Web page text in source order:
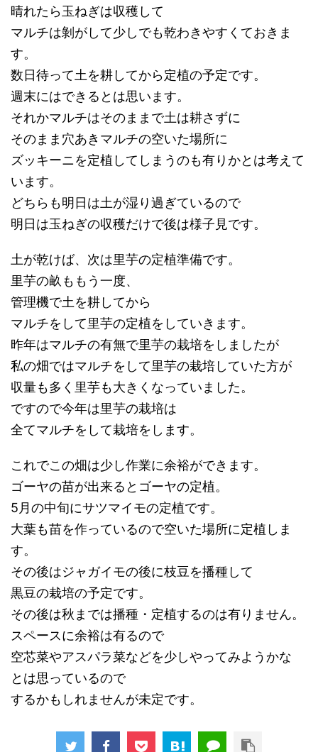
晴れたら玉ねぎは収穫して
マルチは剝がして少しでも乾わきやすくておきま
す。
数日待って土を耕してから定植の予定です。
週末にはできるとは思います。
それかマルチはそのままで土は耕さずに
そのまま穴あきマルチの空いた場所に
ズッキーニを定植してしまうのも有りかとは考えて
います。
どちらも明日は土が湿り過ぎているので
明日は玉ねぎの収穫だけで後は様子見です。
土が乾けば、次は里芋の定植準備です。
里芋の畝ももう一度、
管理機で土を耕してから
マルチをして里芋の定植をしていきます。
昨年はマルチの有無で里芋の栽培をしましたが
私の畑ではマルチをして里芋の栽培していた方が
収量も多く里芋も大きくなっていました。
ですので今年は里芋の栽培は
全てマルチをして栽培をします。
これでこの畑は少し作業に余裕ができます。
ゴーヤの苗が出来るとゴーヤの定植。
5月の中旬にサツマイモの定植です。
大葉も苗を作っているので空いた場所に定植しま
す。
その後はジャガイモの後に枝豆を播種して
黒豆の栽培の予定です。
その後は秋までは播種・定植するのは有りません。
スペースに余裕は有るので
空芯菜やアスパラ菜などを少しやってみようかな
とは思っているので
するかもしれませんが未定です。